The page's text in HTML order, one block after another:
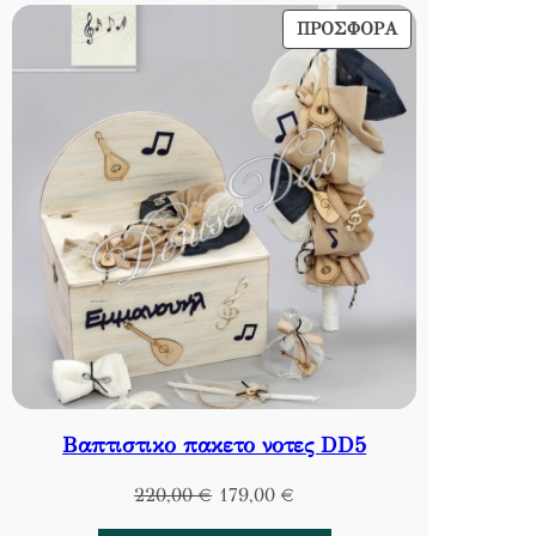
ΠΡΟΣΦΟΡΆΠΡΟΪΌΝ
Βαπτιστικο πακετο νοτες DD5
220,00€ Original
179,00 €